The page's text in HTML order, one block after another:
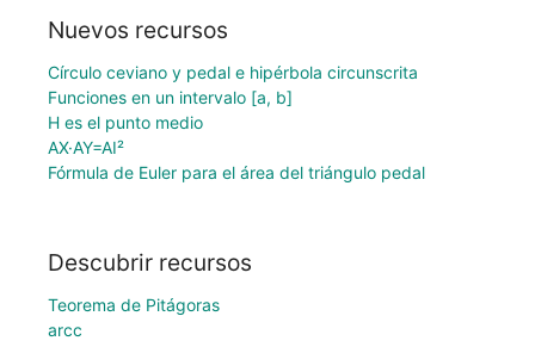
Nuevos recursos
Círculo ceviano y pedal e hipérbola circunscrita
Funciones en un intervalo [a, b]
H es el punto medio
AX·AY=AI²
Fórmula de Euler para el área del triángulo pedal
Descubrir recursos
Teorema de Pitágoras
arcc